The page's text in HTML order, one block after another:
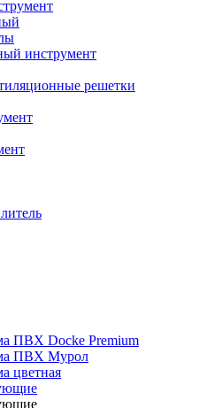
инструмент
решетки
ПВХ Docke Premium
ПВХ Мурол
цветная